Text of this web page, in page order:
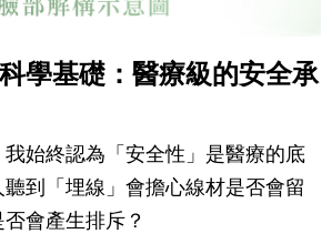
學基礎：醫療級的安全承
始終認為「安全性」是醫療的底
到「埋線」會擔心線材是否會留
會產生排斥？